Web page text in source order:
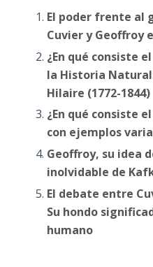
El poder frente al
Cuvier y Geoffroy
¿En qué consiste
la Historia
Hilaire (1772-1844)
¿En qué consiste
con ejemplos
Geoffroy, su idea
inolvidable de
El debate entre
Su hondo
humano